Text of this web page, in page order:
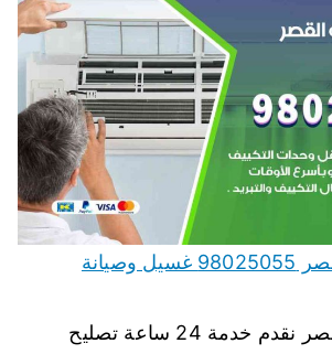
تصليح مكيفات القصر 98025055 غسيل وصيانة
تصليح مكيفات القصر نقدم خدمة 24 ساعة تصليح